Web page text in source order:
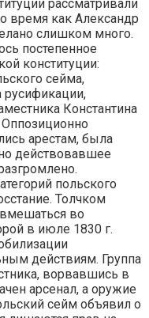
рассматривали
время как Александр
слишком много.
постепенное
конституции:
сейма,
русификации,
Константина
арестам, была
действовавшее
польского
Толчком
во
в июле 1830 г.
действиям. Группа
ворвавшись в
арсенал, а оружие
сейм объявил о